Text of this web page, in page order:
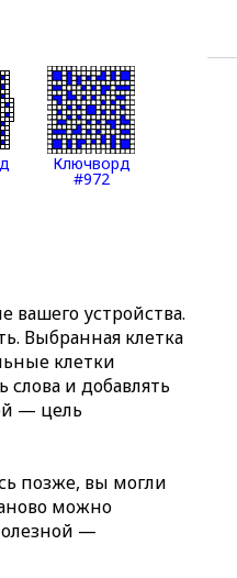
Ключворд
#972
устройства.
Выбранная клетка
клетки
и добавлять
— цель
позже, вы могли
можно
—